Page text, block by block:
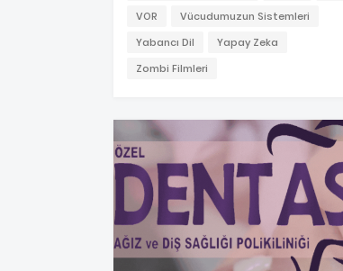
VOR
Vücudumuzun Sistemleri
Yabancı Dil
Yapay Zeka
Zombi Filmleri